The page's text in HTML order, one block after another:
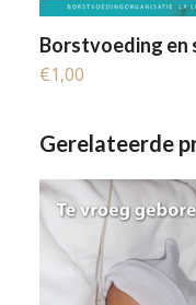
Borstvoeding en
€1,00
Gerelateerde